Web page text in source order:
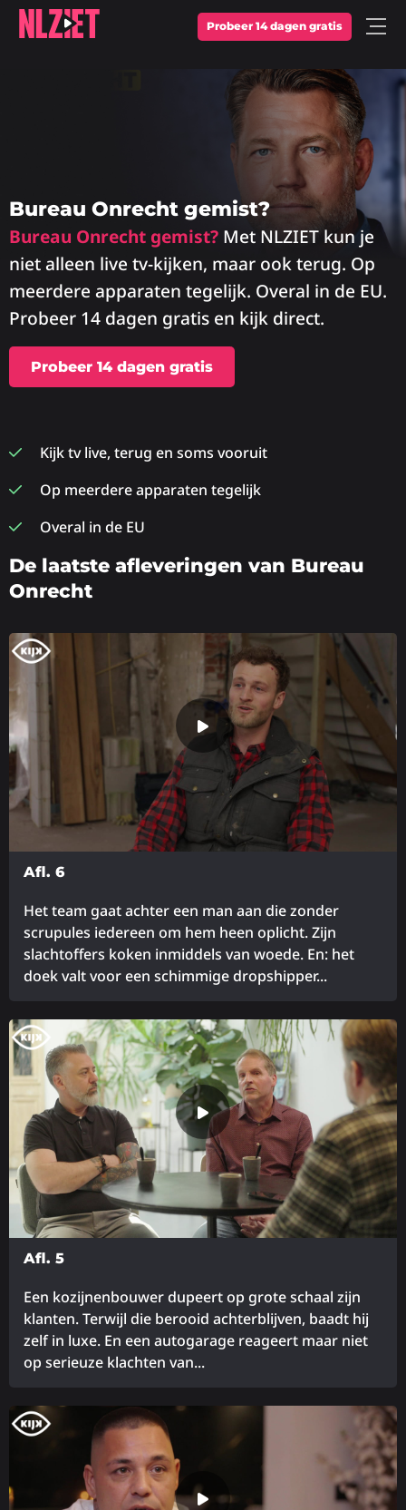
Probeer 14 dagen gratis Open
Bureau Onrecht gemist?
Bureau Onrecht gemist? Met NLZIET kun je
niet alleen live tv-kijken, maar ook terug. Op
meerdere apparaten tegelijk. Overal in de EU.
Probeer 14 dagen gratis en kijk direct.
Probeer 14 dagen gratis
Kijk tv live, terug en soms vooruit
Op meerdere apparaten tegelijk
Overal in de EU
De laatste afleveringen van Bureau
Onrecht
Afl. 6
Het team gaat achter een man aan die zonder
scrupules iedereen om hem heen oplicht. Zijn
slachtoffers koken inmiddels van woede. En: het
doek valt voor een schimmige dropshipper...
meer
over
Afl. 5
Een kozijnenbouwer dupeert op grote schaal zijn
klanten. Terwijl die berooid achterblijven, baadt hij
zelf in luxe. En een autogarage reageert maar niet
op serieuze klachten van...
meer
over